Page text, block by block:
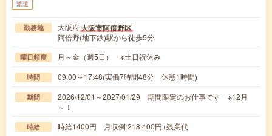
派遣
勤務地 大阪府大阪市阿倍野区
阿倍野(地下鉄)駅から徒歩5分
曜日頻度 月～金（週5日） ※土日祝休み
時間 09:00～17:48(実働7時間48分 休憩1時間)
期間
2026/12/01～2027/01/29 期間限定のお仕事です ※12月
～！
時給 時給1400円 月収例 218,400円+残業代